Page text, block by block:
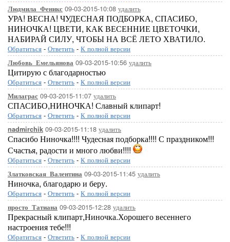
Людмила_Феникс 09-03-2015-10:08 удалить
УРА! ВЕСНА! ЧУДЕСНАЯ ПОДБОРКА, СПАСИБО,
НИНОЧКА! ЦВЕТИ, КАК ВЕСЕННИЕ ЦВЕТОЧКИ,
НАБИРАЙ СИЛУ, ЧТОБЫ НА ВСЁ ЛЕТО ХВАТИЛО.
Обратиться - Ответить - К полной версии
Любовь_Емельянова 09-03-2015-10:56 удалить
Цитирую с благодарностью
Обратиться - Ответить - К полной версии
Милаграс 09-03-2015-11:07 удалить
СПАСИБО,НИНОЧКА! Славный клипарт!
Обратиться - Ответить - К полной версии
nadmirchik 09-03-2015-11:18 удалить
Спасибо Ниночка!!!! Чудесная подборка!!!! С праздником!!!
Счастья, радости и много любви!!!!
Обратиться - Ответить - К полной версии
Златковская_Валентина 09-03-2015-11:45 удалить
Ниночка, благодарю и беру.
Обратиться - Ответить - К полной версии
просто_Татиана 09-03-2015-12:28 удалить
Прекрасный клипарт,Ниночка.Хорошего весеннего
настроения тебе!!!
Обратиться - Ответить - К полной версии